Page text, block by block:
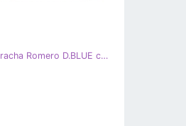
BM Slides de borracha Romero D.BLUE com fivela azul